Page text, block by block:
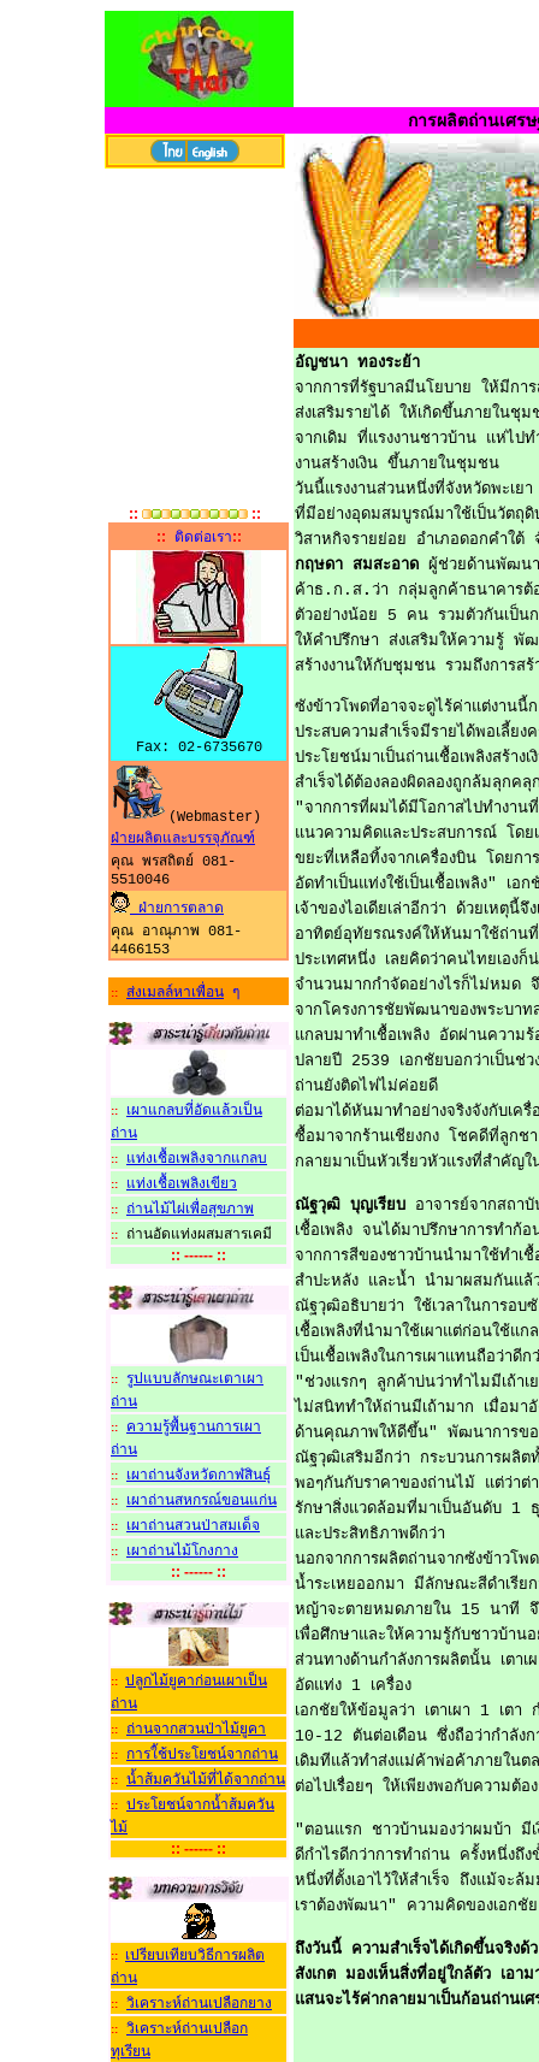
การผลิตถ่านเศร
::
::
:: ติดต่อเรา::
Fax: 02-6735670
(Webmaster)
ฝ่ายผลิตและบรรจุภัณฑ์
คุณ พรสถิตย์ 081-
5510046
ฝ่ายการตลาด
คุณ อาณุภาพ 081-
4466153
:: ส่งเมลล์หาเพื่อน ๆ
::
เผาแกลบที่อัดแล้วเป็น
ถ่าน
:: แท่งเชื้อเพลิงจากแกลบ
:: แท่งเชื้อเพลิงเขียว
:: ถ่านไม้ไผ่เพื่อสุขภาพ
::
ถ่านอัดแท่งผสมสารเคม
:: ------ ::
::
รูปแบบลักษณะเตาเผา
ถ่าน
::
ความรู้พื้นฐานการเผา
ถ่าน
:: เผาถ่านจังหวัดกาฬสินธุ์
:: เผาถ่านสหกรณ์ขอนแก่น
:: เผาถ่านสวนป่าสมเด็จ
::
เผาถ่านไม้โกงกาง
:: ------ ::
:: ปลูกไม้ยูคาก่อนเผาเป็น
ถ่าน
:: ถ่านจากสวนป่าไม้ยูคา
:: การใ้ช้ประโยชน์จากถ่าน
:: น้ำส้มควันไม้ที่ได้จากถ่าน
::
ประโยชน์จากน้ำส้มควัน
ไม
:: ------ ::
::
เปรียบเทียบวิธีการผลิต
ถ่าน
:: วิเคราะห์ถ่านเปลือกยาง
::
วิเคราะห์ถ่านเปลือก
ทุเรียน
อัญชนา ทองระย้า
จากการที่รัฐบาลมีนโยบาย ให้มีก
ส่งเสริมรายได้ ให้เกิดขึ้นภายในชุ
จากเดิม ที่แรงงานชาวบ้าน แห่ไป
งานสร้างเงิน ขึ้นภายในชุมชน
วันนี้แรงงานส่วนหนึ่งที่จังหวัดพะเ
ที่มีอย่างอุดมสมบูรณ์มาใช้เป็นวัตถุ
วิสาหกิจรายย่อย อำเภอดอกคำใ
กฤษดา สมสะอาดผู้ช่วยด้านพัฒนา
ค้าธ.ก.ส. ว่า กลุ่มลูกค้าธนาคารต้
ตัวอย่างน้อย 5 คน รวมตัวกันเป็นก
ให้คำปรึกษา ส่งเสริมให้ความรู้ พั
สร้างงานให้กับชุมชน รวมถึงการสร้
ซังข้าวโพดที่อาจจะดูไร้ค่าแต่งานนี้
ประสบความสำเร็จมีรายได้พอเลี้ย
ประโยชน์มาเป็นถ่านเชื้อเพลิงสร้า
สำเร็จได้ต้องลองผิดลองถูกล้มลุกค
"จากการที่ผมได้มีโอกาสไปทำงาน
แนวความคิดและประสบการณ์ โดย
ขยะที่เหลือทิ้งจากเครื่องบิน โดยก
อัดทำเป็นแท่งใช้เป็นเชื้อเพลิง" เอ
เจ้าของไอเดียเล่าอีกว่า ด้วยเหตุนี้
อาทิตย์อุทัยรณรงค์ให้หันมาใช้ถ่าน
ประเทศหนึ่ง เลยคิดว่าคนไทยเอง
จำนวนมากกำจัดอย่างไรก็ไม่หมด
จากโครงการชัยพัฒนาของพระบาท
แกลบมาทำเชื้อเพลิง อัดผ่านความ
ปลายปี 2539 เอกชัยบอกว่าเป็นช่ว
ถ่านยังติดไฟไม่ค่อยดี
ต่อมาได้หันมาทำอย่างจริงจังกับเค
ซื้อมาจากร้านเชียงกง โชคดีที่ลูกช
กลายมาเป็นหัวเรี่ยวหัวแรงที่สำคั
ณัฐวุฒิ บุญเรียบอาจารย์จากสถาบั
เชื้อเพลิง จนได้มาปรึกษาการทำก้อ
จากการสีของชาวบ้านนำมาใช้ทำเ
สำปะหลัง และน้ำ นำมาผสมกันแล้
ณัฐวุฒิอธิบายว่า ใช้เวลาในการอ
เชื้อเพลิงที่นำมาใช้เผาแต่ก่อนใช้แ
เป็นเชื้อเพลิงในการเผาแทนถือว่า
"ช่วงแรกๆ ลูกค้าบ่นว่าทำไมมีเถ้าเ
ไม่สนิททำให้ถ่านมีเถ้ามาก เมื่อมา
ด้านคุณภาพให้ดีขึ้น" พัฒนาการข
ณัฐวุฒิเสริมอีกว่า กระบวนการผลิ
พอๆกันกับราคาของถ่านไม้ แต่ว่าต่
รักษาสิ่งแวดล้อมที่มาเป็นอันดับ 1
และประสิทธิภาพดีกว่า
นอกจากการผลิตถ่านจากซังข้าวโ
น้ำระเหยออกมา มีลักษณะสีดำเรีย
หญ้าจะตายหมดภายใน 15 นาที จึง
เพื่อศึกษาและให้ความรู้กับชาวบ้าน
ส่วนทางด้านกำลังการผลิตนั้น เตา
อัดแท่ง 1 เครื่อง
เอกชัยให้ข้อมูลว่า เตาเผา 1 เต
10-12 ตันต่อเดือน ซึ่งถือว่ากำลัง
เดิมทีแล้วทำส่งแม่ค้าพ่อค้าภายใน
ต่อไปเรื่อยๆ ให้เพียงพอกับความต้อ
"ตอนแรก ชาวบ้านมองว่าผมบ้า มีเ
ดีกำไรดีกว่าการทำถ่าน ครั้งหนึ่งถึง
หนึ่งที่ตั้งเอาไว้ให้สำเร็จ ถึงแม้จะ
เราต้องพัฒนา" ความคิดของเอกชัย
ถึงวันนี้ ความสำเร็จได้เกิดขึ้นจริง
สังเกต มองเห็นสิ่งที่อยู่ใกล้ตัว เอ
แสนจะไร้ค่ากลายมาเป็นก้อนถ่านเ